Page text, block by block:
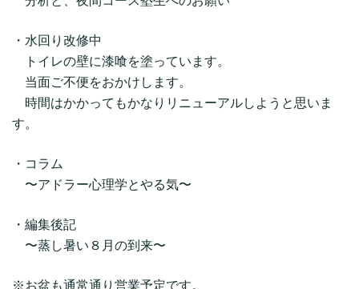
・水回り改修中
トイレの壁に漆喰を塗っています。
当面ご不便をおかけします。
時間はかかってもかなりリニューアルしようと思いま
す。
・コラム
〜アドラー心理学とやる気〜
・編集後記
〜蒸し暑い８月の到来〜
※お盆も通常通り営業予定です。